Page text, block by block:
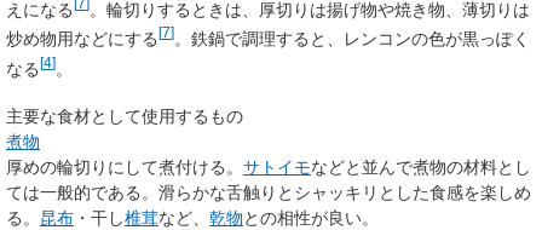
えになる
。輪切りするときは、厚切りは揚げ物や焼き物、薄切りは
炒め物用などにする [7] 。鉄鍋で調理すると、レンコンの色が黒っぽく
なる[4]。
主要な食材として使用するもの
煮物
厚めの輪切りにして煮付ける。 サトイモなどと並んで煮物の材料とし
ては一般的である。滑らかな舌触りとシャッキリとした食感を楽しめ
る。 昆布 ・干し椎茸など、 乾物との相性が良い。